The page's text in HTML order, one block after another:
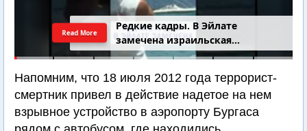
статье не приводятся.